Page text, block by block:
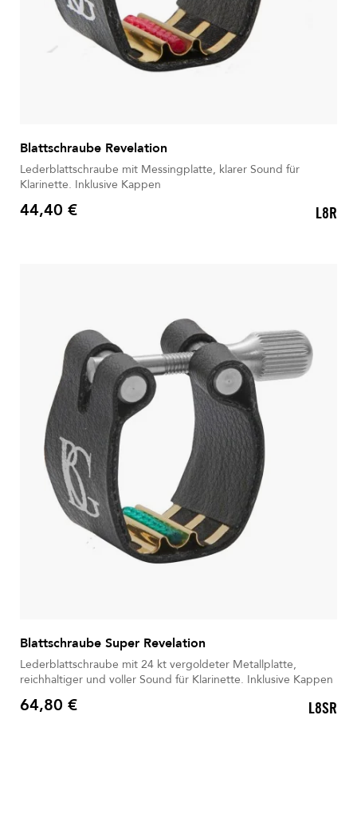
Blattschraube Revelation
Lederblattschraube mit Messingplatte, klarer Sound für
Klarinette. Inklusive Kappen
Preis
44,40 € L8R
Blattschraube Super Revelation
Lederblattschraube mit 24 kt vergoldeter Metallplatte,
reichhaltiger und voller Sound für Klarinette. Inklusive Kappen
Preis
64,80 € L8SR